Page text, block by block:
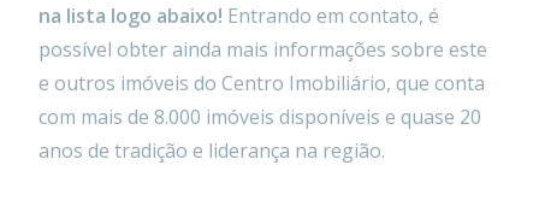
na lista logo abaixo! Entrando em contato, é
possível obter ainda mais informações sobre este
e outros imóveis do Centro Imobiliário, que conta
com mais de 8.000 imóveis disponíveis e quase 20
anos de tradição e liderança na região.